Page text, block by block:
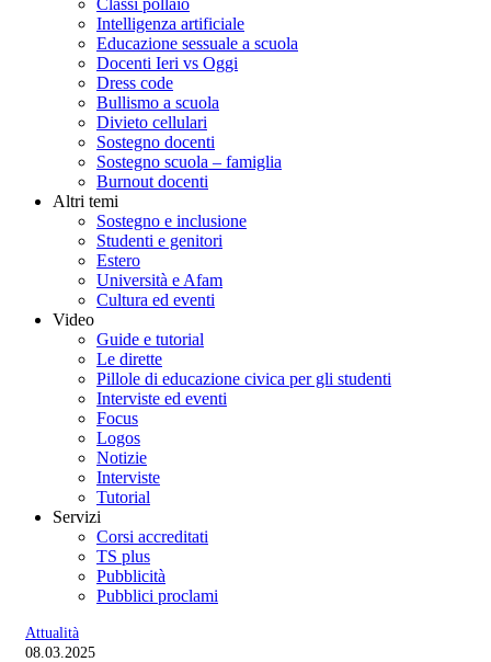
Classi pollaio
Intelligenza artificiale
Educazione sessuale a scuola
Docenti Ieri vs Oggi
Dress code
Bullismo a scuola
Divieto cellulari
Sostegno docenti
Sostegno scuola – famiglia
Burnout docenti
Altri temi
Sostegno e inclusione
Studenti e genitori
Estero
Università e Afam
Cultura ed eventi
Video
Guide e tutorial
Le dirette
Pillole di educazione civica per gli studenti
Interviste ed eventi
Focus
Logos
Notizie
Interviste
Tutorial
Servizi
Corsi accreditati
TS plus
Pubblicità
Pubblici proclami
Attualità
08.03.2025